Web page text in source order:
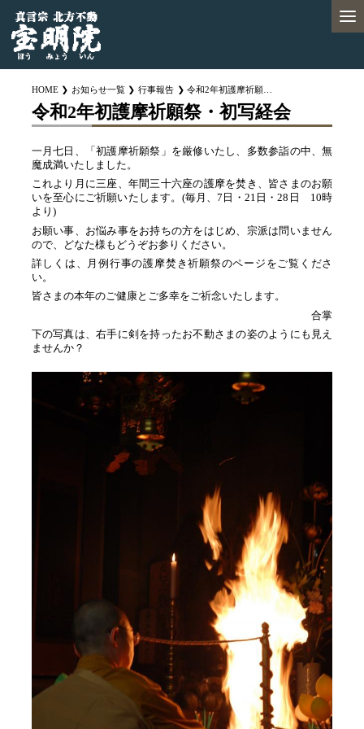
HOME お知らせ一覧 行事報告
令和2年初護摩祈願祭・初写経会
一月七日、「初護摩祈願祭」を厳修いたし、多数参詣の中、無
魔成満いたしました。
これより月に三座、年間三十六座の護摩を焚き、皆さまのお願
いを至心にご祈願いたします。(毎月、7日・21日・28日 10時
より)
お願い事、お悩み事をお持ちの方をはじめ、宗派は問いません
ので、どなた様もどうぞお参りください。
詳しくは、月例行事の護摩焚き祈願祭のページをご覧くださ
い。
皆さまの本年のご健康とご多幸をご祈念いたします。
合掌
下の写真は、右手に剣を持ったお不動さまの姿のようにも見え
ませんか？